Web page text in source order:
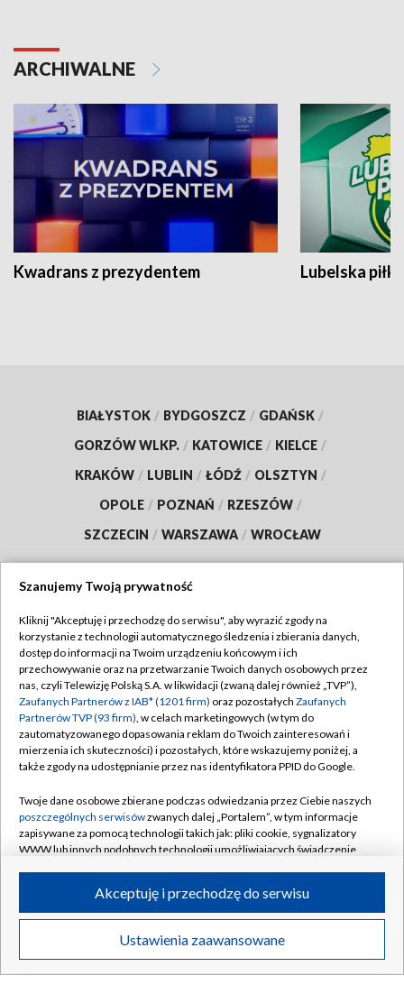
ARCHIWALNE
Kwadrans z prezydentem Lubelska piłka
BIAŁYSTOK / BYDGOSZCZ / GDAŃSK /
GORZÓW WLKP. / KATOWICE / KIELCE /
KRAKÓW / LUBLIN / ŁÓDŹ / OLSZTYN /
OPOLE / POZNAŃ / RZESZÓW /
SZCZECIN / WARSZAWA / WROCŁAW
Dołącz do nas:
TVP
Abonament TVP
Emisja w TVP
Centrum informacji TVP
Naziemna Telewizja Cyfrowa
Sklep TVP
Rada Programowa
Informacje o nadawcy
Program dla prasy
Ogłoszenie przetargowe
Regulamin TVP
Polityka prywatności
Moje zgody
Biuro reklamy
Kontakt
Kanały
©2026 Telewizja Polska S.A. w likwidacji
Szanujemy Twoją prywatność
Kliknij "Akceptuję i przechodzę do serwisu", aby wyrazić zgody na
korzystanie z technologii automatycznego śledzenia i zbierania danych,
dostęp do informacji na Twoim urządzeniu końcowym i ich
przechowywanie oraz na przetwarzanie Twoich danych osobowych przez
nas, czyli Telewizję Polską S.A. w likwidacji (zwaną dalej również „TVP”),
Zaufanych Partnerów z IAB* (1201 firm) oraz pozostałych Zaufanych
Partnerów TVP (93 firm), w celach marketingowych (w tym do
zautomatyzowanego dopasowania reklam do Twoich zainteresowań i
mierzenia ich skuteczności) i pozostałych, które wskazujemy poniżej, a
także zgody na udostępnianie przez nas identyfikatora PPID do Google.
Twoje dane osobowe zbierane podczas odwiedzania przez Ciebie naszych
poszczególnych serwisówzwanych dalej „Portalem”, w tym informacje
zapisywane za pomocą technologii takich jak: pliki cookie, sygnalizatory
WWW lub innych podobnych technologii umożliwiających świadczenie
ruchu w Internecie.
Twoje dane osobowe zbierane podczas odwiedzania przez Ciebie
poszczególnych serwisówna Portalu, takie jak adresy IP, identyfikatory
Ustawienia zaawansowane
Akceptuję i przechodzę do serwisu